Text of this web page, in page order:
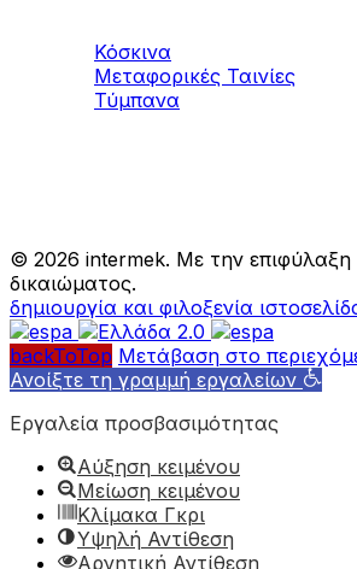
Κόσκινα
Μεταφορικές Ταινίες
Τύμπανα
© 2026 intermek. Με την επιφύλαξη
δικαιώματος.
δημιουργία και φιλοξενία
backToTop Μετάβαση στο
Ανοίξτε τη γραμμή εργαλείων
Εργαλεία προσβασιμότητας
Αύξηση κειμένου
Μείωση κειμένου
Κλίμακα Γκρι
Υψηλή Αντίθεση
Αρνητική Αντίθεση